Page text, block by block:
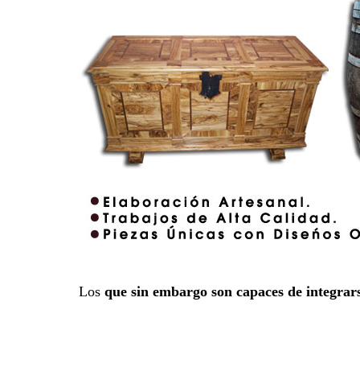
Los que sin embargo son capaces de